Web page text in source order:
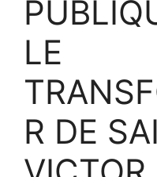
LE
R DE